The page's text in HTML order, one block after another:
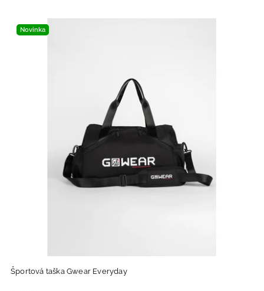
Novinka
Športová taška Gwear Everyday